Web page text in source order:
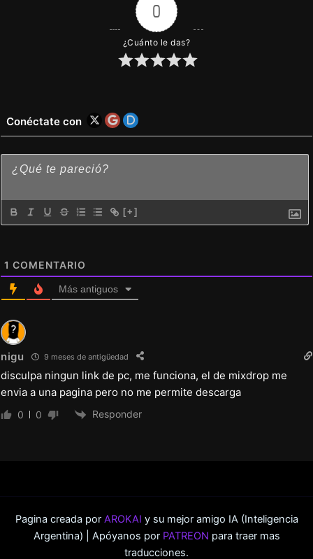
0
¿Cuánto le das?
Conéctate con
[+]
1 COMENTARIO
Más antiguos
nigu 9 meses de antigüedad
disculpa ningun link de pc, me funciona, el de mixdrop me
envia a una pagina pero no me permite descarga
0 0 Responder
Pagina creada por AROKAI y su mejor amigo IA (Inteligencia
Argentina) | Apóyanos por PATREON para traer mas
traducciones.